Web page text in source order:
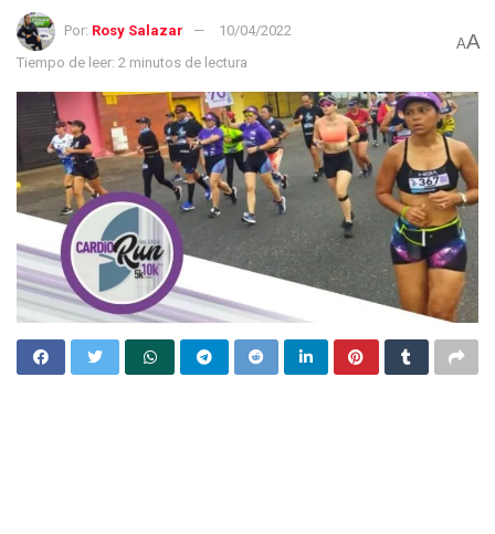
Por: Rosy Salazar
10/04/2022
Tiempo de leer: 2 minutos de lectura
AA